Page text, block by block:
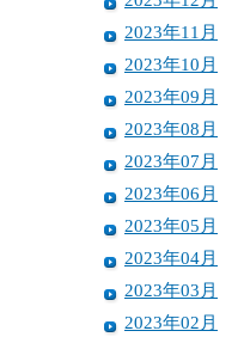
2023年11月
2023年10月
2023年09月
2023年08月
2023年07月
2023年06月
2023年05月
2023年04月
2023年03月
2023年02月